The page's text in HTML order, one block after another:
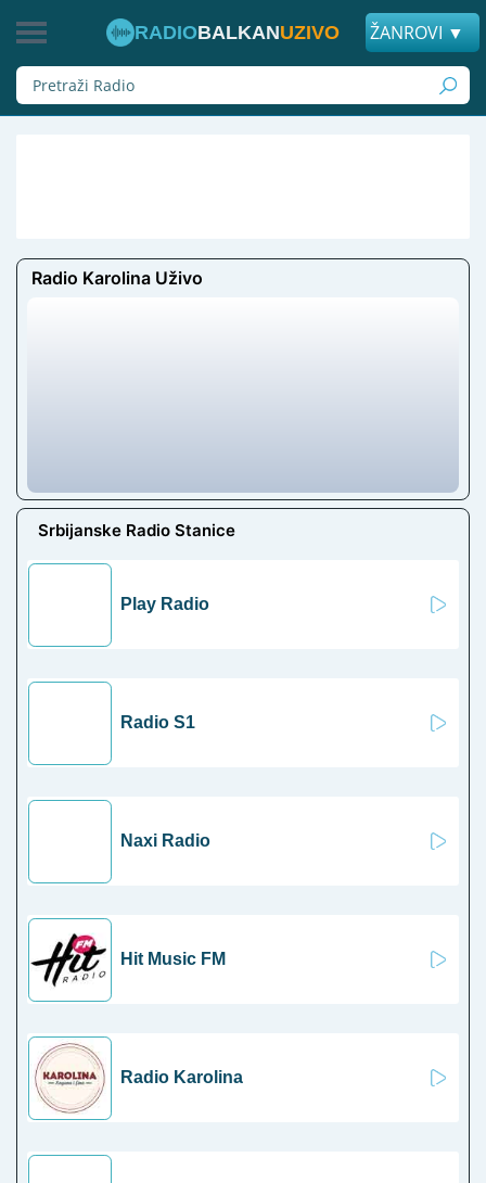
RADIOBALKANUZIVO ŽANROVI ▼
Radio Karolina Uživo
Srbijanske Radio Stanice
Play Radio
Radio S1
Naxi Radio
Hit Music FM
Radio Karolina